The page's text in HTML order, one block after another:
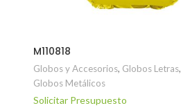
M110818
Globos y Accesorios, Globos Letras,
Globos Metálicos
Solicitar Presupuesto